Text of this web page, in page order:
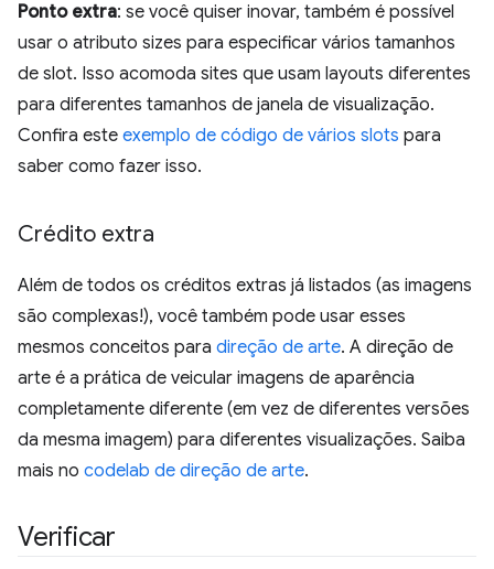
Ponto extra: se você quiser inovar, também é possível
usar o atributo sizes para especificar vários tamanhos
de slot. Isso acomoda sites que usam layouts diferentes
para diferentes tamanhos de janela de visualização.
Confira este exemplo de código de vários slots para
saber como fazer isso.
Crédito extra
Além de todos os créditos extras já listados (as imagens
são complexas!), você também pode usar esses
mesmos conceitos para direção de arte. A direção de
arte é a prática de veicular imagens de aparência
completamente diferente (em vez de diferentes versões
da mesma imagem) para diferentes visualizações. Saiba
mais no codelab de direção de arte.
Verificar